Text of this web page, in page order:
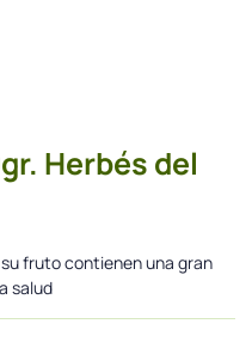
Herbés del
fruto contienen una gran
salud